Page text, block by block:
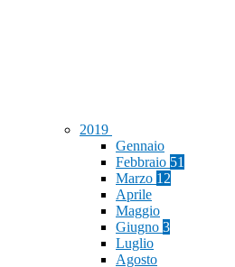
2019
Gennaio
Febbraio 51
Marzo 12
Aprile
Maggio
Giugno 3
Luglio
Agosto